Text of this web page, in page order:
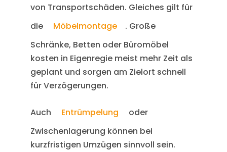
von Transportschäden. Gleiches gilt für
die
Möbelmontage
. Große
Schränke, Betten oder Büromöbel
kosten in Eigenregie meist mehr Zeit als
geplant und sorgen am Zielort schnell
für Verzögerungen.
Auch Entrümpelung
oder
Zwischenlagerung können bei
kurzfristigen Umzügen sinnvoll sein.